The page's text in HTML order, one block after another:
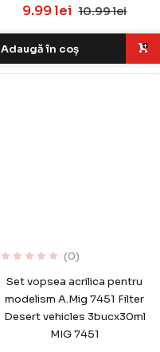
9.99 lei 10.99 lei
Adaugă în coș
(0)
Set vopsea acrilica pentru
modelism A.Mig 7451 Filter
Desert vehicles 3bucx30ml
MIG 7451